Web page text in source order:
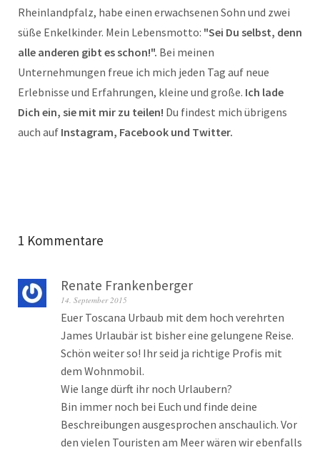
Rheinlandpfalz, habe einen erwachsenen Sohn und zwei
süße Enkelkinder. Mein Lebensmotto: "Sei Du selbst, denn
alle anderen gibt es schon!". Bei meinen
Unternehmungen freue ich mich jeden Tag auf neue
Erlebnisse und Erfahrungen, kleine und große. Ich lade
Dich ein, sie mit mir zu teilen! Du findest mich übrigens
auch auf Instagram, Facebook und Twitter.
1 Kommentare
Renate Frankenberger
14. September 2015
Euer Toscana Urbaub mit dem hoch verehrten
James Urlaubär ist bisher eine gelungene Reise.
Schön weiter so! Ihr seid ja richtige Profis mit
dem Wohnmobil.
Wie lange dürft ihr noch Urlaubern?
Bin immer noch bei Euch und finde deine
Beschreibungen ausgesprochen anschaulich. Vor
den vielen Touristen am Meer wären wir ebenfalls